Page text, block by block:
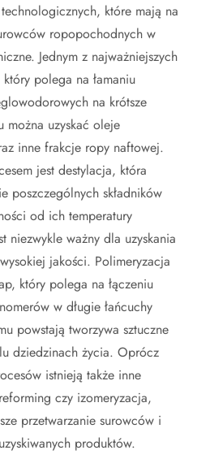
które mają na
ropopochodnych w
Jednym z najważniejszych
polega na łamaniu
na krótsze
można uzyskać oleje
inne frakcje ropy naftowej.
jest destylacja, która
poszczególnych składników
od ich temperatury
niezwykle ważny dla uzyskania
jakości. Polimeryzacja
który polega na łączeniu
w długie łańcuchy
powstają tworzywa sztuczne
dziedzinach życia. Oprócz
istnieją także inne
czy izomeryzacja,
przetwarzanie surowców i
produktów.